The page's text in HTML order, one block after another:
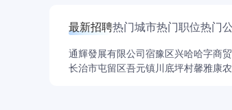
最新招聘热门城市热门职位热门
通輝發展有限公司宿豫区兴哈哈字商
长治市屯留区吾元镇川底坪村馨雅康